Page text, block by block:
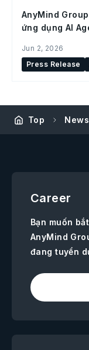
AnyMind
ứng dụng AI
Jun 2, 2026
Press Release
Top News
Career
Bạn muốn
AnyMind
đang tuyển